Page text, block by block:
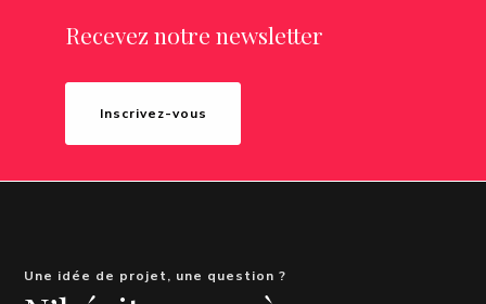
Recevez notre newsletter
Inscrivez-vous
Une idée de projet, une question ?